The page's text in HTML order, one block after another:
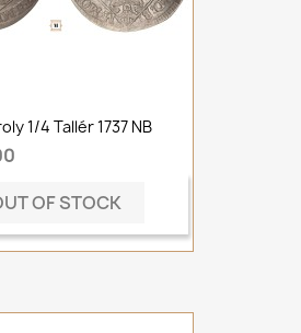
1/4 Tallér 1737 NB
OF STOCK